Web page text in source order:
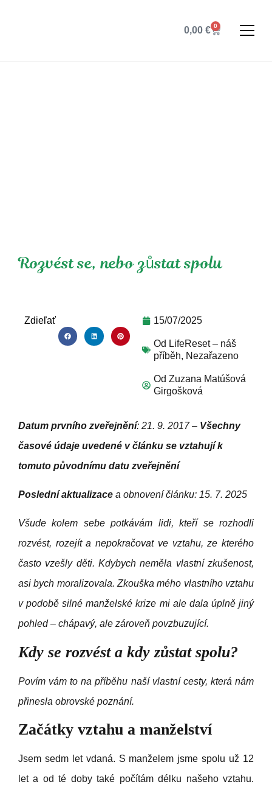
0,00€ 0
Rozvést se, nebo zůstat spolu
Zdieľať 15/07/2025
Od LifeReset – náš
příběh, Nezařazeno
Od Zuzana Matúšová
Girgošková
Datum prvního zveřejnění: 21. 9. 2017 – Všechny
časové údaje uvedené v článku se vztahují k
tomuto původnímu datu zveřejnění
Poslední aktualizace a obnovení článku: 15. 7. 2025
Všude kolem sebe potkávám lidi, kteří se rozhodli
rozvést, rozejít a nepokračovat ve vztahu, ze kterého
často vzešly děti. Kdybych neměla vlastní zkušenost,
asi bych moralizovala. Zkouška mého vlastního vztahu
v podobě silné manželské krize mi ale dala úplně jiný
pohled – chápavý, ale zároveň povzbuzující.
Kdy se rozvést a kdy zůstat spolu?
Povím vám to na příběhu naší vlastní cesty, která nám
přinesla obrovské poznání.
Začátky vztahu a manželství
Jsem sedm let vdaná. S manželem jsme spolu už 12
let a od té doby také počítám délku našeho vztahu.